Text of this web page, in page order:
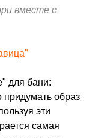
вместе с
для бани:
придумать образ
эти
самая